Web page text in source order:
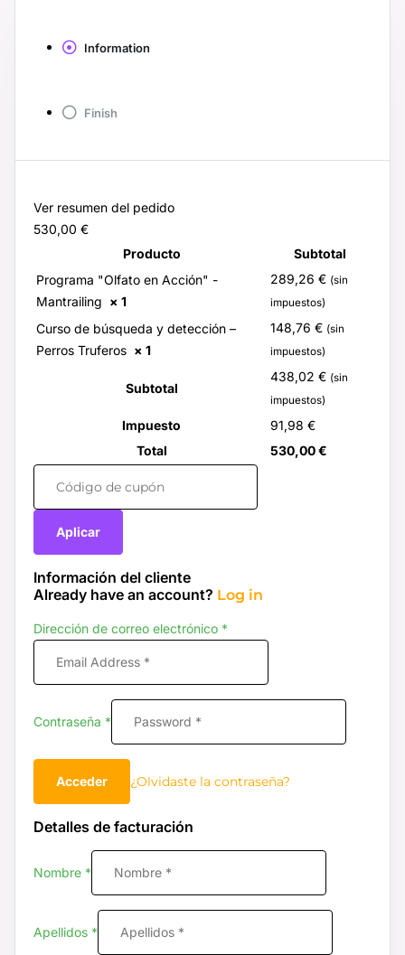
Information
Finish
Ver resumen del pedido
530,00 €
Producto
Subtotal
Programa "Olfato en Acción" -
Mantrailing × 1
289,26 € (sin
impuestos)
Curso de búsqueda y detección –
Perros Truferos × 1
148,76 € (sin
impuestos)
Subtotal
438,02 € (sin
impuestos)
Impuesto 91,98 €
Total
530,00€
Aplicar
Información del cliente
Already have an account? Log in
Dirección de correo electrónico *
Contraseña *
¿Olvidaste la contraseña?
Detalles de facturación
Nombre *
Apellidos *